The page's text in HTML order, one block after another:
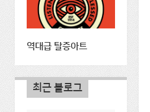
역대급 탈증아트
최근 블로그